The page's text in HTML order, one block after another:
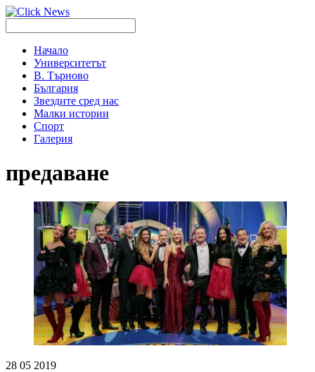
Начало
Университетът
В. Търново
България
Звездите сред нас
Малки истории
Спорт
Галерия
предаване
28 05 2019